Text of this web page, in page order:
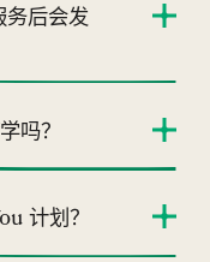
务后会发
吗？
计划？